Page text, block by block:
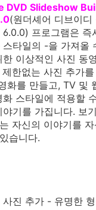
DVD Slideshow
(원더셰어 디브이디
6.0.0) 프로그램은 즉
스타일의 -을 가져올
이상적인 사진 동
제한없는 사진 추가
화를 만들고, TV 및
스타일에 적용할
야기를 가집니다. 보
자신의 이야기를 자
습니다.
진 추가 - 유명한